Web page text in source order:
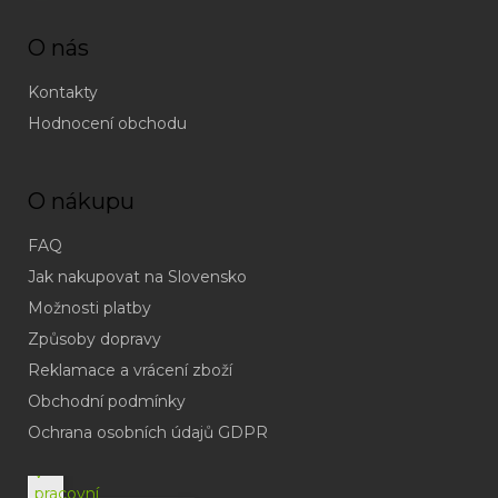
O nás
Kontakty
Hodnocení obchodu
O nákupu
FAQ
Jak nakupovat na Slovensko
Možnosti platby
Způsoby dopravy
Reklamace a vrácení zboží
Obchodní podmínky
Ochrana osobních údajů GDPR
(odpověď
do
v
pracovní